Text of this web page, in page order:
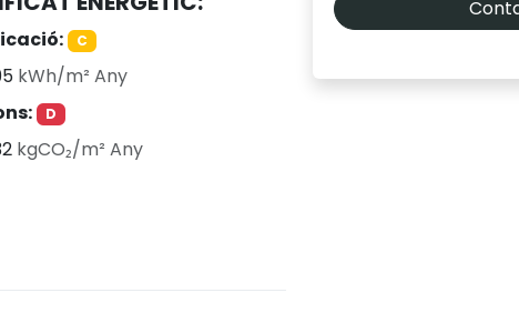
C
kWh/m² Any
D
kgCO₂/m² Any